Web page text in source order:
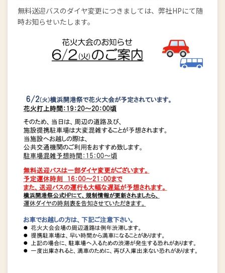
無料送迎バスのダイヤ変更につきましては、弊社HPにて随
時お知らせいたします。